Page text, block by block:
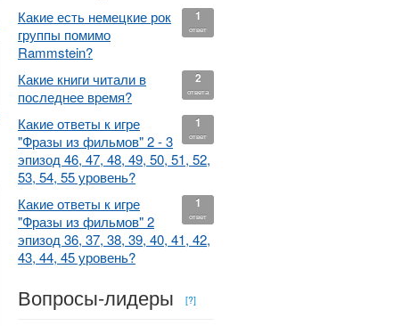
1
ответ
Какие есть немецкие рок
группы помимо
Rammstein?
2
ответа
Какие книги читали в
последнее время?
1
ответ
Какие ответы к игре
"Фразы из фильмов" 2 - 3
эпизод 46, 47, 48, 49, 50, 51, 52,
53, 54, 55 уровень?
1
ответ
Какие ответы к игре
"Фразы из фильмов" 2
эпизод 36, 37, 38, 39, 40, 41, 42,
43, 44, 45 уровень?
Вопросы-лидеры [?]